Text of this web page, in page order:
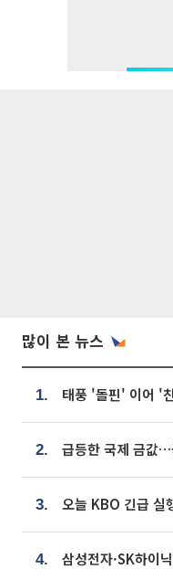
많이 본 뉴스
1.
2. 급등한 국제 금값
3. 오늘 KBO 긴급 실
4. 삼성전자·SK하이